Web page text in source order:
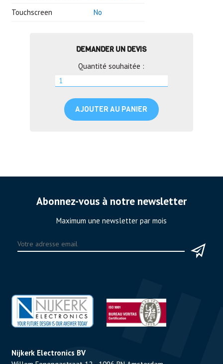
Touchscreen
No
DEMANDER UN DEVIS
Quantité souhaitée :
AJOUTER AU PANIER
Abonnez-vous à notre newsletter
Maximum une newsletter par mois
Nijkerk Electronics BV